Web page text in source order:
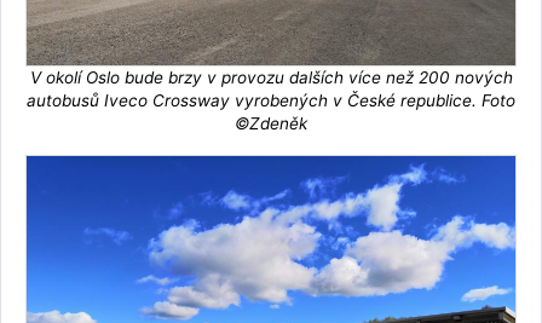
V okolí Oslo bude brzy v provozu dalších více než 200 nových
autobusů Iveco Crossway vyrobených v České republice. Foto
©Zdeněk